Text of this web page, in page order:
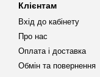
Клієнтам
Вхід до кабінету
Про нас
Оплата і доставка
Обмін та повернення